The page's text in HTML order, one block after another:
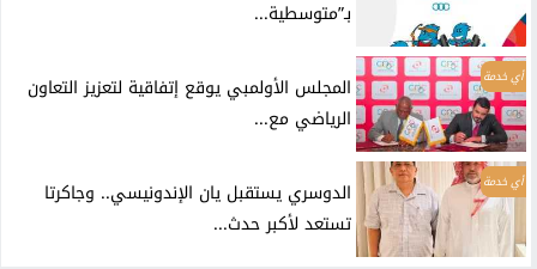
بـ”متوسطية...
أي خدمة
المجلس الأولمبي يوقع إتفاقية لتعزيز التعاون
الرياضي مع...
أي خدمة
الدوسري يستقبل يان الإندونيسي.. وجاكرتا
تستعد لأكبر حدث...